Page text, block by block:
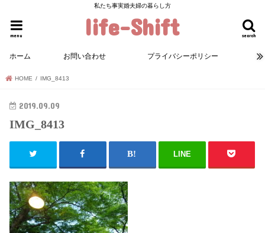
私たち事実婚夫婦の暮らし方
life-Shift search
menu
ホーム お問い合わせ プライバシーポリシー
HOME IMG_8413
2019.09.09
IMG_8413
LINE